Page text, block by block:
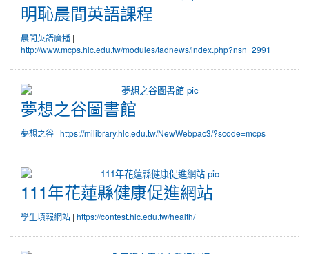
明恥晨間英語課程
晨間英語廣播 |
http://www.mcps.hlc.edu.tw/modules/tadnews/index.php?nsn=2991
夢想之谷圖書館
夢想之谷 | https://milibrary.hlc.edu.tw/NewWebpac3/?scode=mcps
111年花蓮縣健康促進網站
111年花蓮縣健康促進網站
學生填報網站 | https://contest.hlc.edu.tw/health/